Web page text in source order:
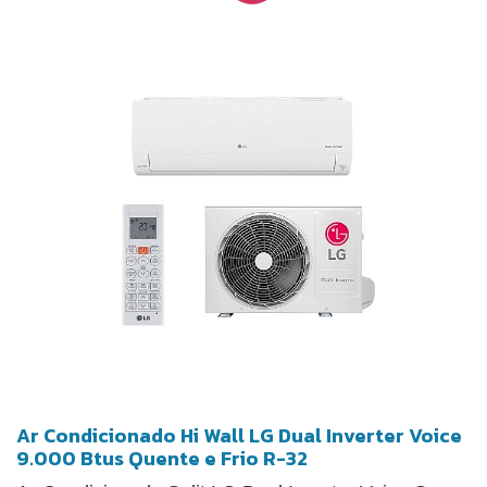
desligado, mantendo o ar mais saudável e
fornece tecnologia Auto Sense, que mantém a
usuário, para deixar sua casa sempre com a
temperatura agradável sem preocupações. O ar-
condicionado conta com um acabamento contra
corrosão BlueTech que garante proteção e
durabilidade por mais tempo.
Ar Condicionado Hi Wall LG Dual Inverter Voice
9.000 Btus Quente e Frio R-32